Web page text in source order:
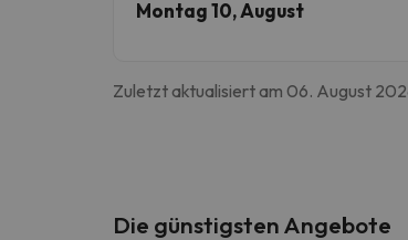
Montag 10, August
Zuletzt aktualisiert am 06. August
Die günstigsten Angebote